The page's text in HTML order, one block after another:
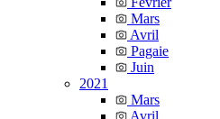
Mars
Avril
Pagaie
Juin
2021
Mars